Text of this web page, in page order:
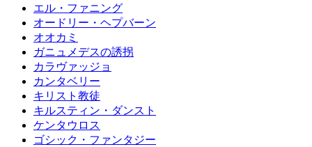
エル・ファニング
オードリー・ヘプバーン
オオカミ
ガニュメデスの誘拐
カラヴァッジョ
カンタベリー
キリスト教徒
キルスティン・ダンスト
ケンタウロス
ゴシック・ファンタジー